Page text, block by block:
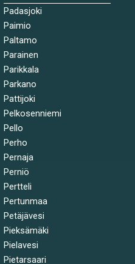
Padasjoki
Paimio
Paltamo
Parainen
Parikkala
Parkano
Pattijoki
Pelkosenniemi
Pello
Perho
Pernaja
Perniö
Pertteli
Pertunmaa
Petäjävesi
Pieksämäki
Pielavesi
Pietarsaari